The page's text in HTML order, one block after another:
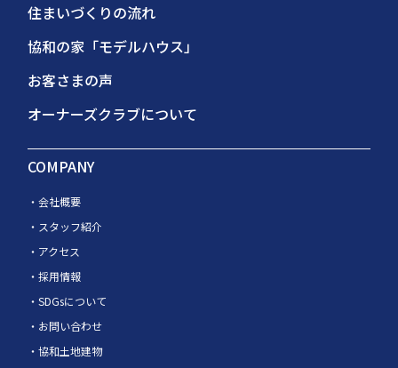
住まいづくりの流れ
協和の家「モデルハウス」
お客さまの声
オーナーズクラブについて
COMPANY
会社概要
スタッフ紹介
アクセス
採用情報
SDGsについて
お問い合わせ
協和土地建物